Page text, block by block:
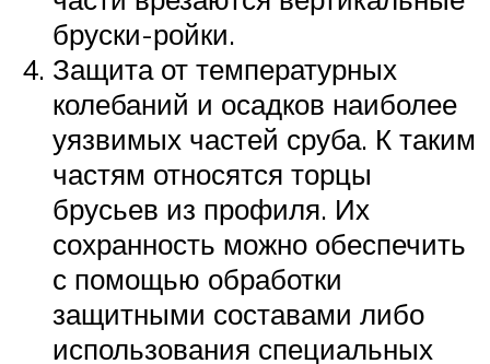
бруски-ройки.
Защита от температурных
колебаний и осадков наиболее
уязвимых частей сруба. К таким
частям относятся торцы
брусьев из профиля. Их
сохранность можно обеспечить
с помощью обработки
защитными составами либо
использования специальных